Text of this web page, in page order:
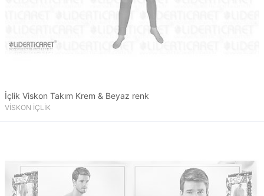
İçlik Viskon Takım Krem & Beyaz renk
VİSKON İÇLİK